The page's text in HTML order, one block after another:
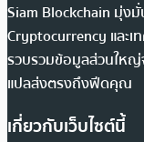
Siam Blockchain มุ่ง
Cryptocurrency และเ
รวบรวมข้อมูลส่วนใหญ่
แปลส่งตรงถึงฟีดคุณ
เกี่ยวกับเว็บไซต์นี้